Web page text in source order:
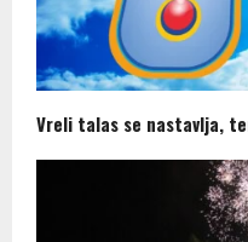
Vreli talas se nastavlja,